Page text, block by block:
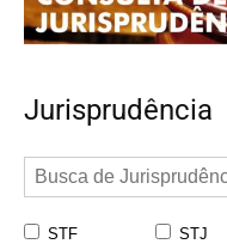
Jurisprudência
STF STJ